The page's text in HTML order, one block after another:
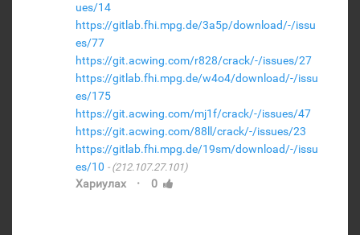
ues/14
https://gitlab.fhi.mpg.de/3a5p/download/-/issu
es/77
https://git.acwing.com/r828/crack/-/issues/27
https://gitlab.fhi.mpg.de/w4o4/download/-/issu
es/175
https://git.acwing.com/mj1f/crack/-/issues/47
https://git.acwing.com/88ll/crack/-/issues/23
https://gitlab.fhi.mpg.de/19sm/download/-/issu
es/10
(212.107.27.101)
Хариулах · 0